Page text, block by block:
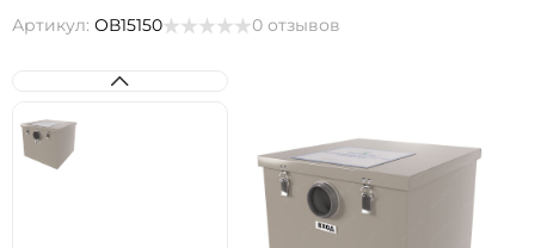
Артикул: ОВ15150 0 отзывов